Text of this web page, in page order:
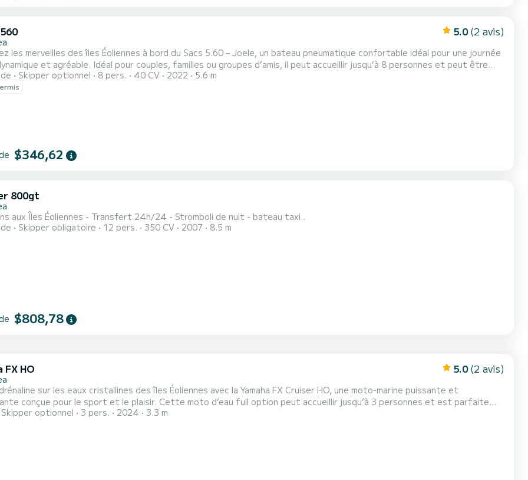
5.0 (2 avis)
les merveilles des îles Éoliennes à bord du Sacs 5.60 – Joele, un bateau pneumatique confortable idéal pour une journée
couples, familles ou groupes d’amis, il peut accueillir jusqu’à 8 personnes et peut être
bains de soleil à l’avant et à l’arrière et au tendalino parasole, vous pourrez vous
Skipper optionnel 8 pers. 40 CV 2022 5.6 m
$346,62
800gt
aux Îles Éoliennes - Transfert 24h/24 - Stromboli de nuit - bateau taxi..
Skipper obligatoire 12 pers. 350 CV 2007 8.5 m
$808,78
FX HO 5.0 (2 avis)
sur les eaux cristallines des îles Éoliennes avec la Yamaha FX Cruiser HO, une moto-marine puissante et
le sport et le plaisir. Cette moto d’eau full option peut accueillir jusqu’à 3 personnes et est parfaite
autour de Panarea de manière dynamique. Grâce à sa stabilité et sa grande maniabilité, elle offre une
Skipper optionnel 3 pers. 2024 3.3 m